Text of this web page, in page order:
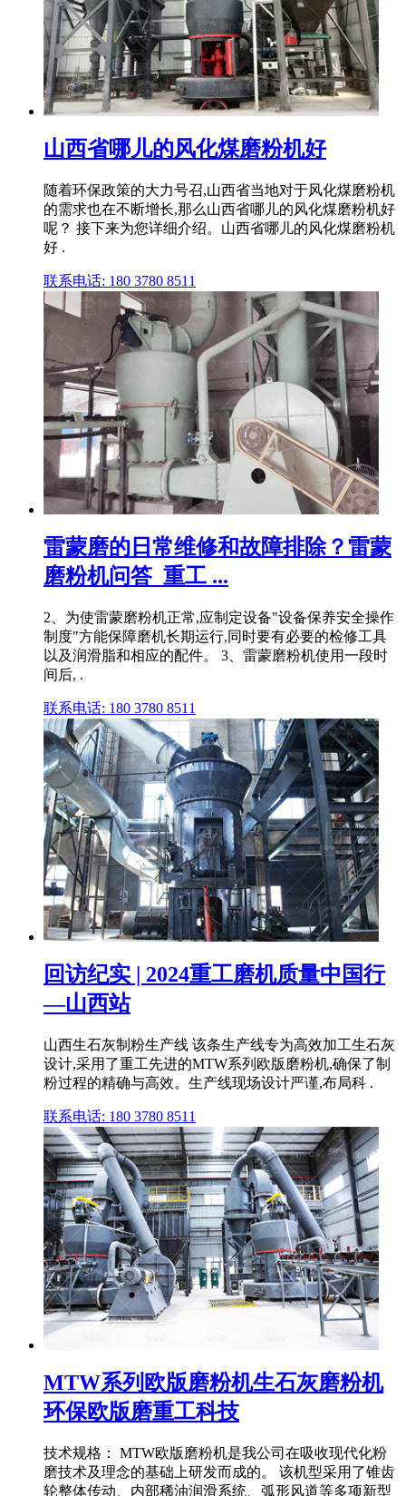
山西省哪儿的风化煤磨粉机好
随着环保政策的大力号召,山西省当地对于风化煤磨粉机
的需求也在不断增长,那么山西省哪儿的风化煤磨粉机好
呢？ 接下来为您详细介绍。山西省哪儿的风化煤磨粉机
好 .
联系电话: 180 3780 8511
雷蒙磨的日常维修和故障排除？雷蒙
磨粉机问答_重工 ...
2、为使雷蒙磨粉机正常,应制定设备"设备保养安全操作
制度"方能保障磨机长期运行,同时要有必要的检修工具
以及润滑脂和相应的配件。 3、雷蒙磨粉机使用一段时
间后, .
联系电话: 180 3780 8511
回访纪实 | 2024重工磨机质量中国行
—山西站
山西生石灰制粉生产线 该条生产线专为高效加工生石灰
设计,采用了重工先进的MTW系列欧版磨粉机,确保了制
粉过程的精确与高效。生产线现场设计严谨,布局科 .
联系电话: 180 3780 8511
MTW系列欧版磨粉机生石灰磨粉机
环保欧版磨重工科技
技术规格： MTW欧版磨粉机是我公司在吸收现代化粉
磨技术及理念的基础上研发而成的。 该机型采用了锥齿
轮整体传动、内部稀油润滑系统、弧形风道等多项新型